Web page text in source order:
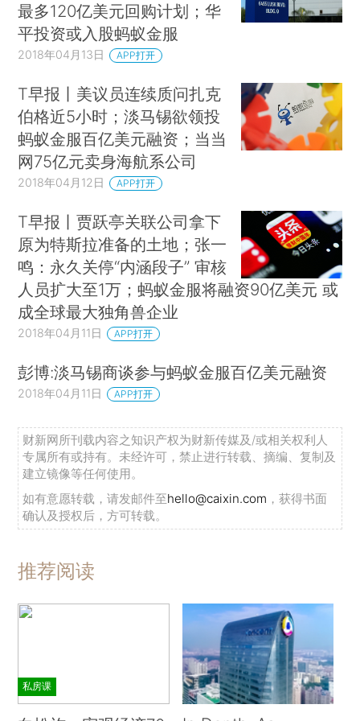
最多120亿美元回购计划；华
平投资或入股蚂蚁金服
2018年04月13日 APP打开
T早报丨美议员连续质问扎克
伯格近5小时；淡马锡欲领投
蚂蚁金服百亿美元融资；当当
网75亿元卖身海航系公司
2018年04月12日 APP打开
T早报丨贾跃亭关联公司拿下
原为特斯拉准备的土地；张一
鸣：永久关停“内涵段子” 审核
人员扩大至1万；蚂蚁金服将融资90亿美元 或
成全球最大独角兽企业
2018年04月11日 APP打开
彭博:淡马锡商谈参与蚂蚁金服百亿美元融资
2018年04月11日 APP打开
财新网所刊载内容之知识产权为财新传媒及/或相关权利人
专属所有或持有。未经许可，禁止进行转载、摘编、复制及
建立镜像等任何使用。
如有意愿转载，请发邮件至hello@caixin.com ，获得书面
确认及授权后，方可转载。
推荐阅读
私房课